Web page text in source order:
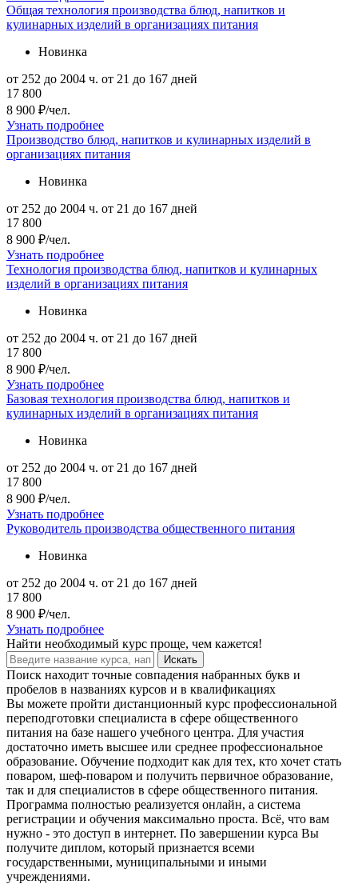
Общая технология производства блюд, напитков и
кулинарных изделий в организациях питания
Новинка
от 252 до 2004 ч. от 21 до 167 дней
17 800
8 900 ₽/чел.
Узнать подробнее
Производство блюд, напитков и кулинарных изделий в
организациях питания
Новинка
от 252 до 2004 ч. от 21 до 167 дней
17 800
8 900 ₽/чел.
Узнать подробнее
Технология производства блюд, напитков и кулинарных
изделий в организациях питания
Новинка
от 252 до 2004 ч. от 21 до 167 дней
17 800
8 900 ₽/чел.
Узнать подробнее
Базовая технология производства блюд, напитков и
кулинарных изделий в организациях питания
Новинка
от 252 до 2004 ч. от 21 до 167 дней
17 800
8 900 ₽/чел.
Узнать подробнее
Руководитель производства общественного питания
Новинка
от 252 до 2004 ч. от 21 до 167 дней
17 800
8 900 ₽/чел.
Узнать подробнее
Найти необходимый курс проще, чем кажется!
Искать
Поиск находит точные совпадения набранных букв и
пробелов в названиях курсов и в квалификациях
Вы можете пройти дистанционный курс профессиональной
переподготовки специалиста в сфере общественного
питания на базе нашего учебного центра. Для участия
достаточно иметь высшее или среднее профессиональное
образование. Обучение подходит как для тех, кто хочет стать
поваром, шеф-поваром и получить первичное образование,
так и для специалистов в сфере общественного питания.
Программа полностью реализуется онлайн, а система
регистрации и обучения максимально проста. Всё, что вам
нужно - это доступ в интернет. По завершении курса Вы
получите диплом, который признается всеми
государственными, муниципальными и иными
учреждениями.